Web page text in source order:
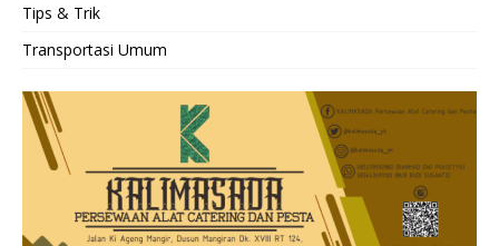
Tips & Trik
Transportasi Umum